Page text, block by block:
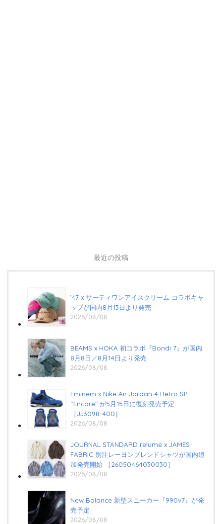
最近の投稿
’47 x サーティワンアイスクリーム コラボキャ
ップが国内8月13日より発売
2026/08/08
BEAMS x HOKA 初コラボ『Bondi 7』が国内
8月8日／8月14日より発売
2026/08/08
Eminem x Nike Air Jordan 4 Retro SP
“Encore” が5月15日に復刻発売予定
［JJ3098-400］
2026/08/08
JOURNAL STANDARD relume x JAMES
FABRIC 別注レーヨンブレンドシャツが国内追
加発売開始 ［26050464030030］
2026/08/08
New Balance 新型スニーカー『990v7』が発
売予定
2026/08/08